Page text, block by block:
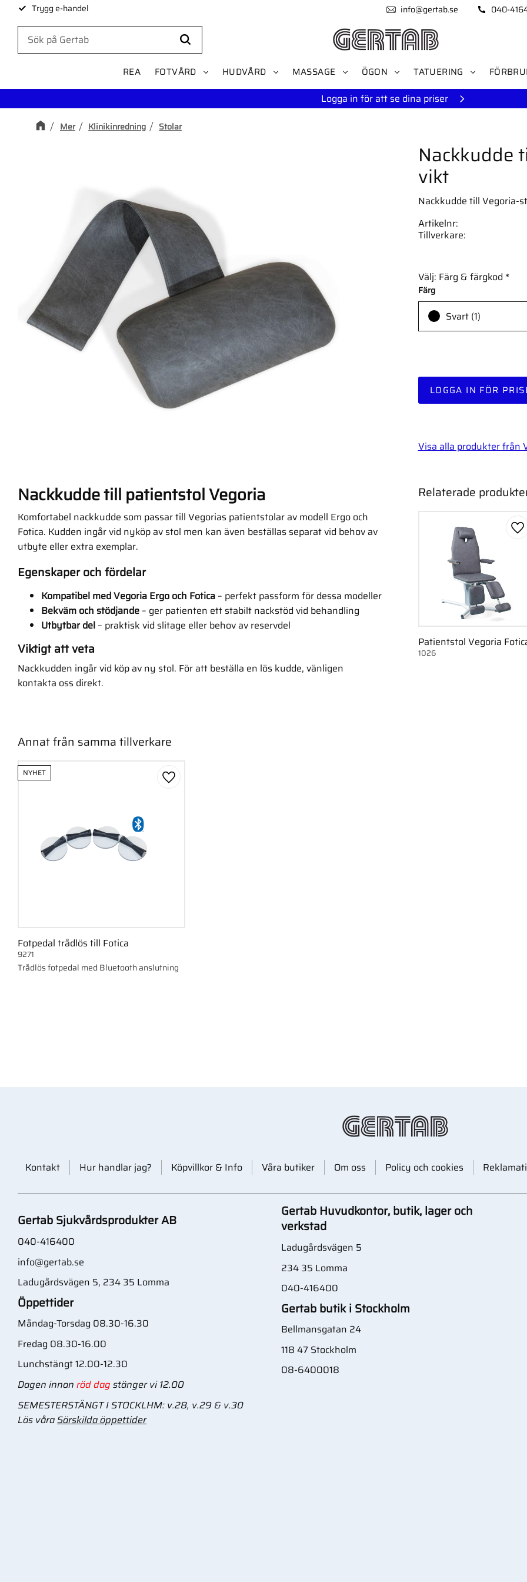
Trygg e-handel info@gertab.se 040-
REA FOTVÅRD HUDVÅRD MASSAGE ÖGON TATUERING
Logga in för att se dina priser
Mer Klinikinredning Stolar
Nackkudde
vikt
Nackkudde till Vegoria-
LOGGA IN FÖR
Välj: Färg & färgkod *
Färg
Svart (1)
Artikelnr
Tillverkare
Visa alla produkter från
Nackkudde till patientstol Vegoria
Komfortabel nackkudde som passar till Vegorias patientstolar av modell Ergo och
Fotica. Kudden ingår vid nyköp av stol men kan även beställas separat vid behov av
utbyte eller extra exemplar.
Egenskaper och fördelar
Kompatibel med Vegoria Ergo och Fotica – perfekt passform för dessa modeller
Bekväm och stödjande – ger patienten ett stabilt nackstöd vid behandling
Utbytbar del – praktisk vid slitage eller behov av reservdel
Viktigt att veta
Nackkudden ingår vid köp av ny stol. För att beställa en lös kudde, vänligen
kontakta oss direkt.
Relaterade
Patientstol Vegoria
1026
Annat från samma tillverkare
Fotpedal trådlös till Fotica
Trådlös fotpedal med Bluetooth anslutning
9271
NYHET
Lägg till i favoriter
Kontakt Hur handlar jag? Köpvillkor & Info Våra butiker Om oss Policy och cookies
Gertab Sjukvårdsprodukter AB
040-416400
info@gertab.se
Ladugårdsvägen 5, 234 35 Lomma
Öppettider
Måndag-Torsdag 08.30-16.30
Fredag 08.30-16.00
Lunchstängt 12.00-12.30
Dagen innan röd dag stänger vi 12.00
SEMESTERSTÄNGT I STOCKLHM: v.28, v.29 & v.30
Läs våraSärskilda öppettider
Gertab Huvudkontor, butik, lager och
verkstad
Ladugårdsvägen 5
234 35 Lomma
040-416400
Gertab butik i Stockholm
Bellmansgatan 24
118 47 Stockholm
08-6400018